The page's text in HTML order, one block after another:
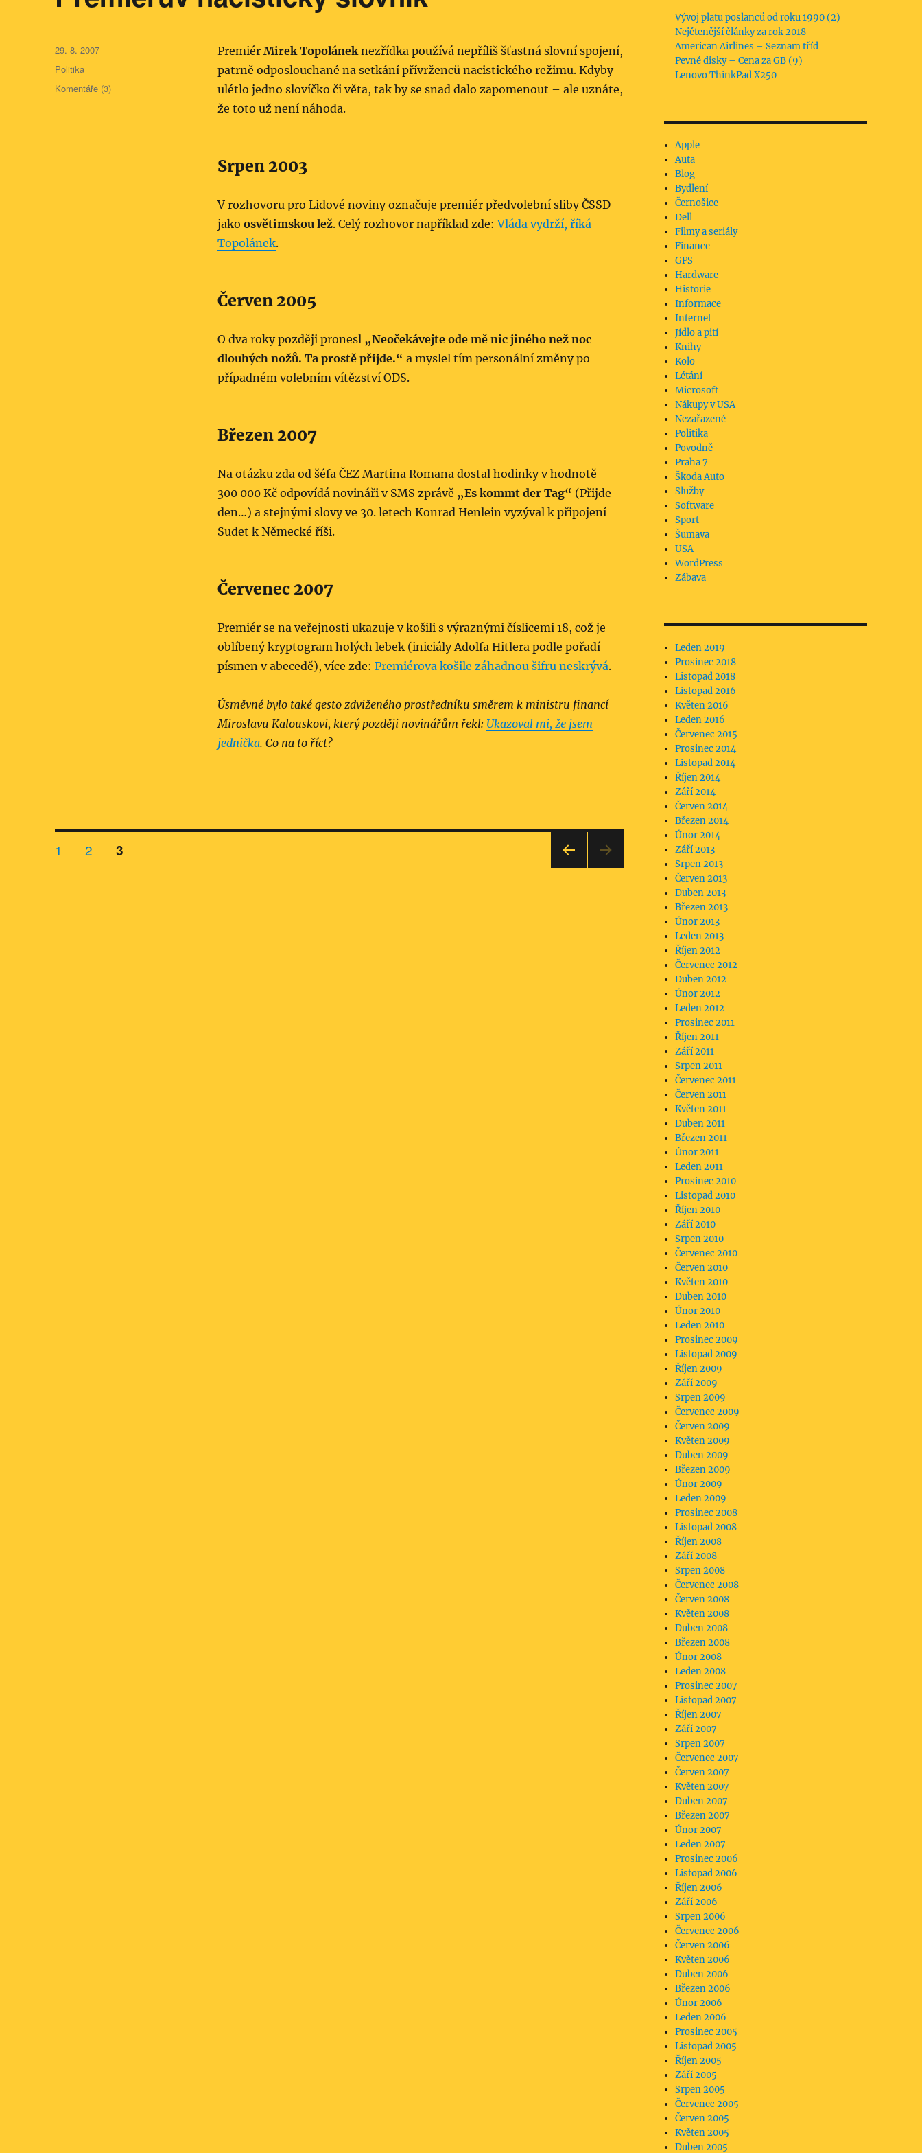
Premiér Mirek Topoláneknezřídka používá nepříliš šťastná slovní spojení,
patrně odposlouchané na setkání přívrženců nacistického režimu. Kdyby
ulétlo jedno slovíčko či věta, tak by se snad dalo zapomenout – ale uznáte,
že toto už není náhoda.
Srpen 2003
V rozhovoru pro Lidové noviny označuje premiér předvolební sliby ČSSD
jako osvětimskou lež. Celý rozhovor například zde:Vláda vydrží, říká
Topolánek.
Červen 2005
O dva roky později pronesl „Neočekávejte ode mě nic jiného než noc
dlouhých nožů. Ta prostě přijde.“ a myslel tím personální změny po
případném volebním vítězství ODS.
Březen 2007
Na otázku zda od šéfa ČEZ Martina Romana dostal hodinky v hodnotě
300 000 Kč odpovídá novináři v SMS zprávě „Es kommt der Tag“ (Přijde
den…) a stejnými slovy ve 30. letech Konrad Henlein vyzýval k připojení
Sudet k Německé říši.
Červenec 2007
Premiér se na veřejnosti ukazuje v košili s výraznými číslicemi 18, což je
oblíbený kryptogram holých lebek (iniciály Adolfa Hitlera podle pořadí
písmen v abecedě), více zde: Premiérova košile záhadnou šifru neskrývá.
Úsměvné bylo také gesto zdviženého prostředníku směrem k ministru financí
Miroslavu Kalouskovi, který později novinářům řekl: Ukazoval mi, že jsem
jednička. Co na to říct?
Publikováno:
29. 8. 2007
Rubriky:
Politika
Komentáře (3)
Stránkování
STRÁNKA:
1 STRÁNKA:
2 STRÁNKA:
3
Vývoj platu poslanců od roku 1990 (2)
Nejčtenější články za rok 2018
American Airlines – Seznam tříd
Pevné disky – Cena za GB (9)
Lenovo ThinkPad X250
Apple
Auta
Blog
Bydlení
Černošice
Dell
Filmy a seriály
Finance
GPS
Hardware
Historie
Informace
Internet
Jídlo a pití
Knihy
Kolo
Létání
Microsoft
Nákupy v USA
Nezařazené
Politika
Povodně
Praha 7
Škoda Auto
Služby
Software
Sport
Šumava
USA
WordPress
Zábava
Leden 2019
Prosinec 2018
Listopad 2018
Listopad 2016
Květen 2016
Leden 2016
Červenec 2015
Prosinec 2014
Listopad 2014
Říjen 2014
Září 2014
Červen 2014
Březen 2014
Únor 2014
Září 2013
Srpen 2013
Červen 2013
Duben 2013
Březen 2013
Únor 2013
Leden 2013
Říjen 2012
Červenec 2012
Duben 2012
Únor 2012
Leden 2012
Prosinec 2011
Říjen 2011
Září 2011
Srpen 2011
Červenec 2011
Červen 2011
Květen 2011
Duben 2011
Březen 2011
Únor 2011
Leden 2011
Prosinec 2010
Listopad 2010
Říjen 2010
Září 2010
Srpen 2010
Červenec 2010
Červen 2010
Květen 2010
Duben 2010
Únor 2010
Leden 2010
Prosinec 2009
Listopad 2009
Říjen 2009
Září 2009
Srpen 2009
Červenec 2009
Červen 2009
Květen 2009
Duben 2009
Březen 2009
Únor 2009
Leden 2009
Prosinec 2008
Listopad 2008
Říjen 2008
Září 2008
Srpen 2008
Červenec 2008
Červen 2008
Květen 2008
Duben 2008
Březen 2008
Únor 2008
Leden 2008
Prosinec 2007
Listopad 2007
Říjen 2007
Září 2007
Srpen 2007
Červenec 2007
Červen 2007
Květen 2007
Duben 2007
Březen 2007
Únor 2007
Leden 2007
Prosinec 2006
Listopad 2006
Říjen 2006
Září 2006
Srpen 2006
Červenec 2006
Červen 2006
Květen 2006
Duben 2006
Březen 2006
Únor 2006
Leden 2006
Prosinec 2005
Listopad 2005
Říjen 2005
Září 2005
Srpen 2005
Červenec 2005
Červen 2005
Květen 2005
Duben 2005